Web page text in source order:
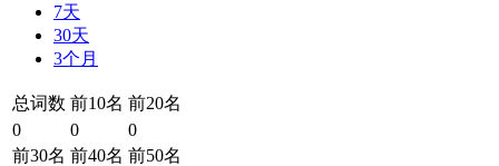
7天
30天
3个月
总词数 前10名 前20名
0
0
0
前30名 前40名 前50名